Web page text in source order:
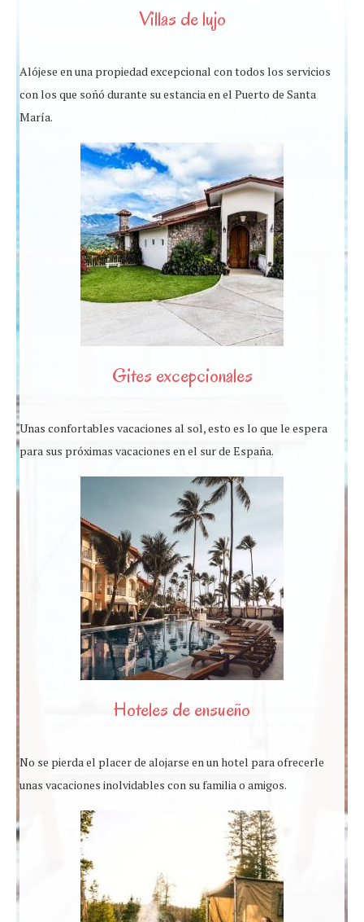
Villas de lujo
Alójese en una propiedad excepcional con todos los servicios
con los que soñó durante su estancia en el Puerto de Santa
María.
Gites excepcionales
Unas confortables vacaciones al sol, esto es lo que le espera
para sus próximas vacaciones en el sur de España.
Hoteles de ensueño
No se pierda el placer de alojarse en un hotel para ofrecerle
unas vacaciones inolvidables con su familia o amigos.